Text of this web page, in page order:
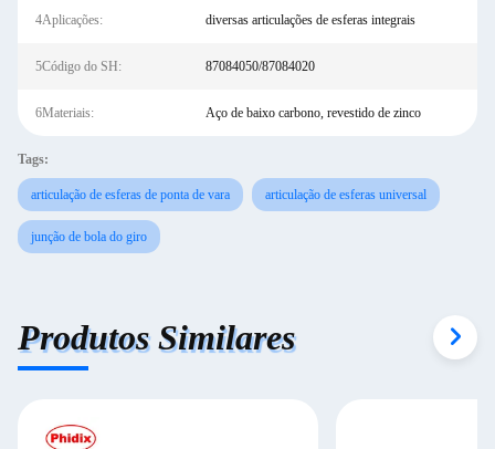
4Aplicações: diversas articulações de esferas integrais
5Código do SH: 87084050/87084020
6Materiais: Aço de baixo carbono, revestido de zinco
Tags:
articulação de esferas de ponta de vara articulação de esferas universal
junção de bola do giro
Produtos Similares